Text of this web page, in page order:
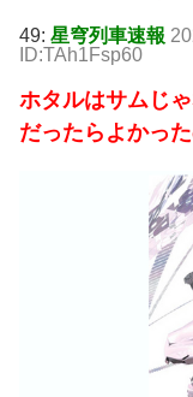
49: 星穹列車速報
ID:TAh1Fsp60
ホタルはサムじ
だったらよかっ